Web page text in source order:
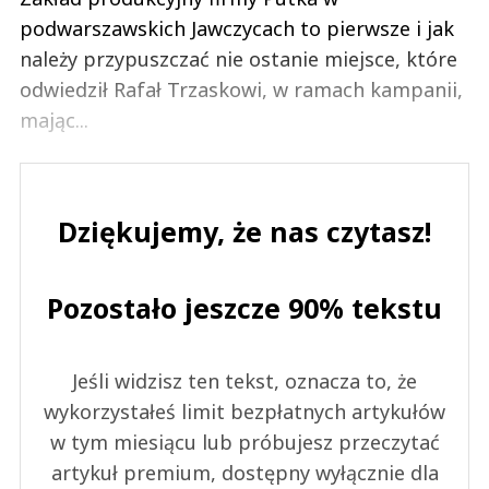
podwarszawskich Jawczycach to pierwsze i jak
należy przypuszczać nie ostanie miejsce, które
odwiedził Rafał Trzaskowi, w ramach kampanii,
mając...
Dziękujemy, że nas czytasz!
Pozostało jeszcze 90% tekstu
Jeśli widzisz ten tekst, oznacza to, że
wykorzystałeś limit bezpłatnych artykułów
w tym miesiącu lub próbujesz przeczytać
artykuł premium, dostępny wyłącznie dla